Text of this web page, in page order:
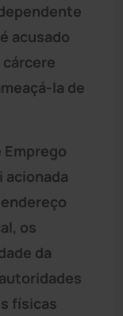
acusado
la de
Emprego
acionada
os
da
físicas